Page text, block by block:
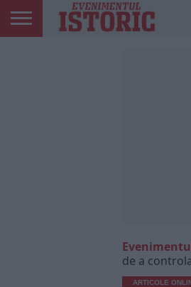
de a
ARTICOLE